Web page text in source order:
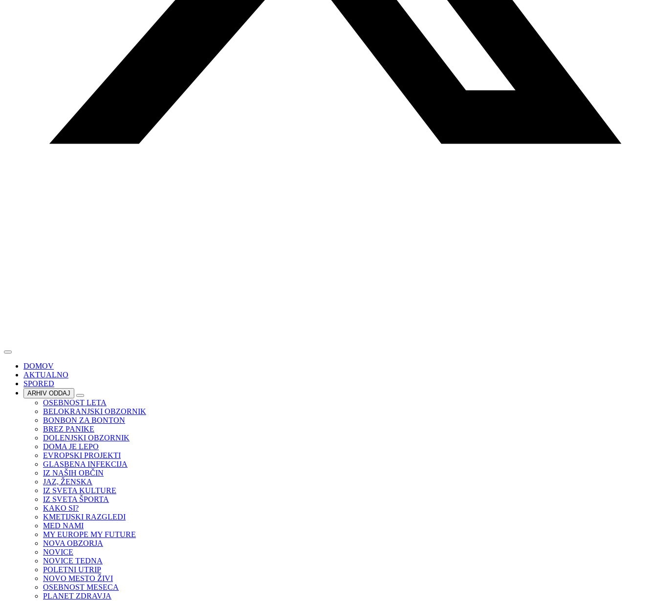
DOMOV
AKTUALNO
SPORED
ARHIV ODDAJ
OSEBNOST LETA
BELOKRANJSKI OBZORNIK
BONBON ZA BONTON
BREZ PANIKE
DOLENJSKI OBZORNIK
DOMA JE LEPO
EVROPSKI PROJEKTI
GLASBENA INFEKCIJA
IZ NAŠIH OBČIN
JAZ, ŽENSKA
IZ SVETA KULTURE
IZ SVETA ŠPORTA
KAKO SI?
KMETIJSKI RAZGLEDI
MED NAMI
MY EUROPE MY FUTURE
NOVA OBZORJA
NOVICE
NOVICE TEDNA
POLETNI UTRIP
NOVO MESTO ŽIVI
OSEBNOST MESECA
PLANET ZDRAVJA